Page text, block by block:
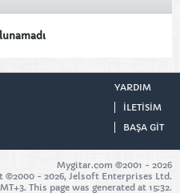
YARDIM
ILETISIM
BAŞA GIT
Mygitar.com ©2001 - 2026
- 2026, Jelsoft Enterprises Ltd.
This page was generated at 15:32.